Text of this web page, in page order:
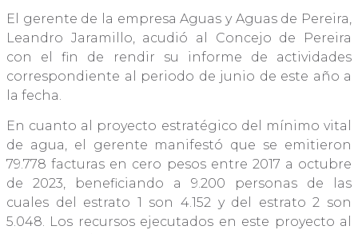
El gerente de la empresa Aguas y Aguas de Pereira,
Leandro Jaramillo, acudió al Concejo de Pereira
con el fin de rendir su informe de actividades
correspondiente al periodo de junio de este año a
la fecha.
En cuanto al proyecto estratégico del mínimo vital
de agua, el gerente manifestó que se emitieron
79.778 facturas en cero pesos entre 2017 a octubre
de 2023, beneficiando a 9.200 personas de las
cuales del estrato 1 son 4.152 y del estrato 2 son
5.048. Los recursos ejecutados en este proyecto al